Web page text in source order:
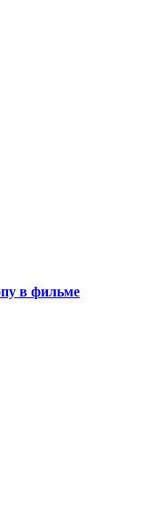
в фильме